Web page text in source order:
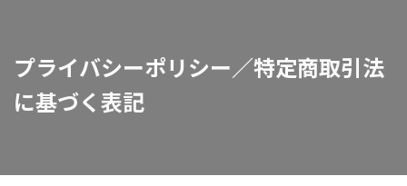
プライバシーポリシー／特定商取引法
に基づく表記